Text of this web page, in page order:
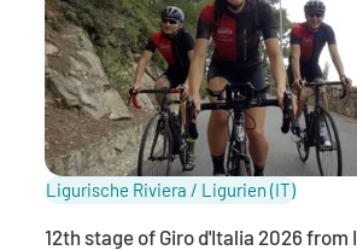
Ligurische Riviera / Ligurien (IT)
12th stage of Giro d'Italia 2026 from